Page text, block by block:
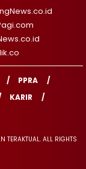
PPRA
KARIR
TERAKTUAL. ALL RIGHTS